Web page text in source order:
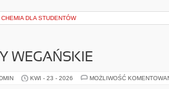
CHEMIA DLA STUDENTÓW
WEGAŃSKIE
KWI - 23 - 2026 MOŻLIWOŚĆ